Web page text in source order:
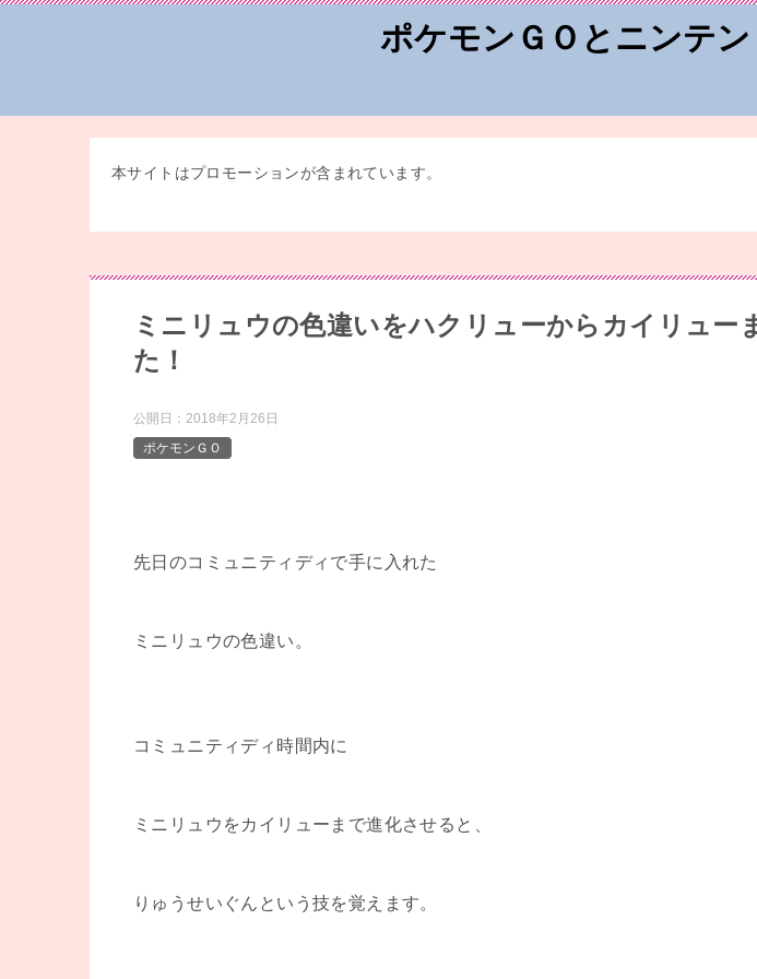
ポケモンＧＯとニンテ
本サイトはプロモーションが含まれています。
ミニリュウの色違いをハクリューからカイリュー
た！
公開日： 2018年2月26日
ポケモンＧＯ
先日のコミュニティディで手に入れた
ミニリュウの色違い。
コミュニティディ時間内に
ミニリュウをカイリューまで進化させると、
りゅうせいぐんという技を覚えます。